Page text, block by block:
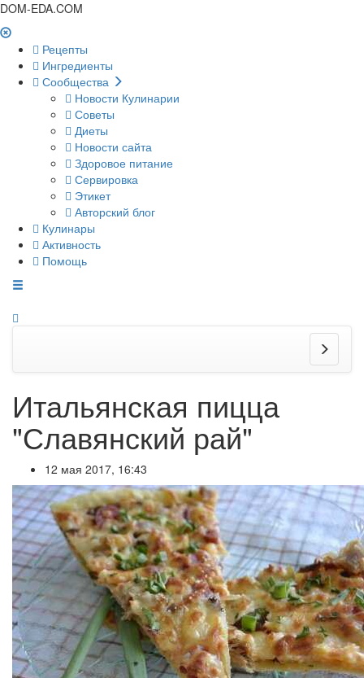
DOM-EDA.COM
Рецепты
Ингредиенты
Сообщества
Новости Кулинарии
Советы
Диеты
Новости сайта
Здоровое питание
Сервировка
Этикет
Авторский блог
Кулинары
Активность
Помощь
Итальянская пицца
"Славянский рай"
12 мая 2017, 16:43